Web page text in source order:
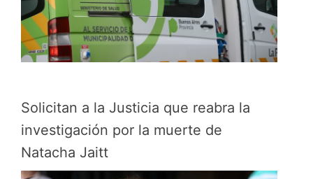
Solicitan a la Justicia que reabra la
investigación por la muerte de
Natacha Jaitt